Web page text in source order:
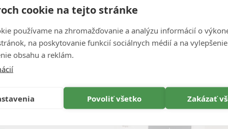
cookie na tejto stránke
používame na zhromažďovanie a analýzu informácií o
na poskytovanie funkcií sociálnych médií a na
obsahu a reklám.
Povoliť všetko Zakázať